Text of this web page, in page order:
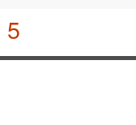
5